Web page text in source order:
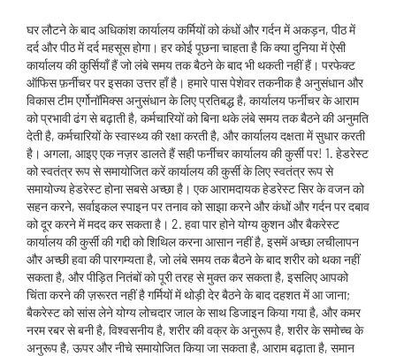
घर लौटने के बाद अधिकांश कार्यालय कर्मियों को कंधों और गर्दन में अकड़न, पीठ में
दर्द और पीठ में दर्द महसूस होगा। हर कोई पूछना चाहता है कि क्या दुनिया में ऐसी
कार्यालय की कुर्सियाँ हैं जो लंबे समय तक बैठने के बाद भी थकती नहीं हैं। परफेक्ट
ऑफिस फ़र्नीचर पर इसका उत्तर हाँ है। हमारे पास पेशेवर तकनीक है अनुसंधान और
विकास टीम एर्गोनॉमिक्स अनुसंधान के लिए प्रतिबद्ध है, कार्यालय फर्नीचर के आराम
को प्रभावी ढंग से बढ़ाती है, कर्मचारियों को बिना थके लंबे समय तक बैठने की अनुमति
देती है, कर्मचारियों के स्वास्थ्य की रक्षा करती है, और कार्यालय दक्षता में सुधार करती
है। अगला, आइए एक नज़र डालते हैं सही फर्नीचर कार्यालय की कुर्सी पर! 1. हेडरेस्ट
को स्वतंत्र रूप से समायोजित करें कार्यालय की कुर्सी के लिए स्वतंत्र रूप से
समायोज्य हेडरेस्ट होना सबसे अच्छा है। एक आरामदायक हेडरेस्ट सिर के वजन को
सहन करने, सर्वाइकल स्पाइन पर तनाव को साझा करने और कंधों और गर्दन पर दबाव
को दूर करने में मदद कर सकता है। 2. हवा पार होने योग्य कुशन और बैकरेस्ट
कार्यालय की कुर्सी की गद्दी को शिथिल करना आसान नहीं है, इसमें अच्छा लचीलापन
और अच्छी हवा की पारगम्यता है, जो लंबे समय तक बैठने के बाद शरीर को थका नहीं
सकता है, और पीड़ित नितंबों को पूरी तरह से मुक्त कर सकता है, इसलिए आपको
चिंता करने की ज़रूरत नहीं है गर्मियों में थोड़ी देर बैठने के बाद दहशत में आ जाना;
बैकरेस्ट को सांस लेने योग्य लोचदार जाल के साथ डिजाइन किया गया है, और कमर
नरम रबर से बनी है, विश्वसनीय है, शरीर की वक्र के अनुरूप है, शरीर के समोच्च के
अनुरूप है, ऊपर और नीचे समायोजित किया जा सकता है, आराम बढ़ाता है, समान